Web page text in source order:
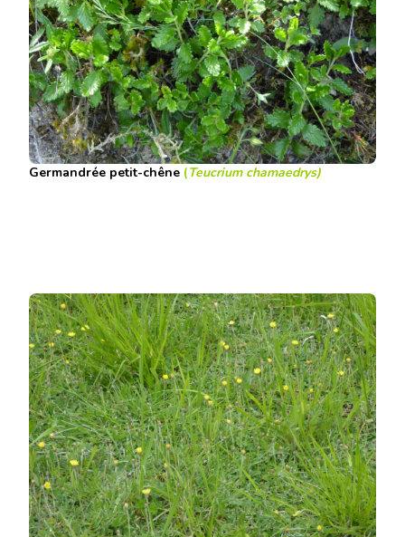
Germandrée petit-chêne (Teucrium chamaedrys)